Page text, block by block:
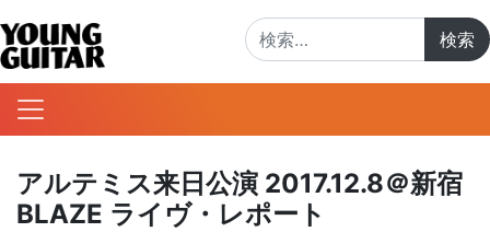
アルテミス来日公演 2017.12.8＠新宿
BLAZE ライヴ・レポート